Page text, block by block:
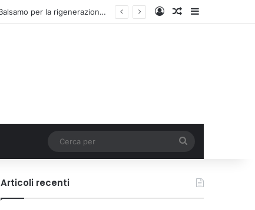
Ex Peano, sottoscritto il Protocollo d’intesa tra Città Metropolitana e Comune di Cinisello Balsamo per la rigenerazione dell’area AccediUn articolo a
per
Articoli recenti